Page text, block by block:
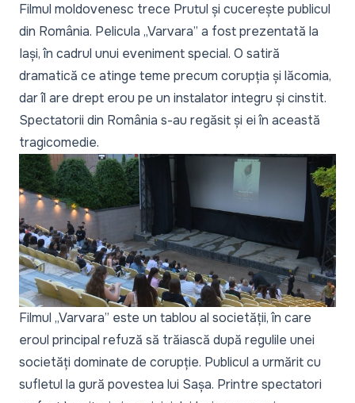
Filmul moldovenesc trece Prutul și cucerește publicul
din România. Pelicula „Varvara” a fost prezentată la
Iași, în cadrul unui eveniment special. O satiră
dramatică ce atinge teme precum corupția și lăcomia,
dar îl are drept erou pe un instalator integru și cinstit.
Spectatorii din România s-au regăsit și ei în această
tragicomedie.
Filmul „Varvara” este un tablou al societății, în care
eroul principal refuză să trăiască după regulile unei
societăți dominate de corupție. Publicul a urmărit cu
sufletul la gură povestea lui Sașa. Printre spectatori